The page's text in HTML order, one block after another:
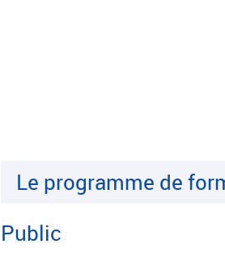
Le programme de
Public